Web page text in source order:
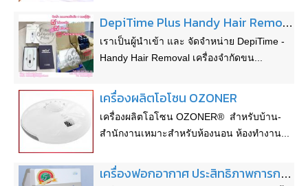
DepiTime Plus Handy Hair Removal เครื่องจำกัดขน ถาวร ด้วยใบมีดความร้อน สุดฮิตของญี่ปุ่นในขณะนี้
เราเป็นผู้นำเข้า และ จัดจำหน่าย DepiTime -
Handy Hair Removal เครื่องจำกัดขน...
เครื่องผลิตโอโซน OZONER
เครื่องผลิตโอโซน OZONER® สำหรับบ้าน-
สำนักงานเหมาะสำหรับห้องนอน ห้องทำงาน...
เครื่องฟอกอากาศ ประสิทธิภาพการกรอง 4 ขั้น ผลิตด้วยเทคโนโลยีจาก 3M ยี่ห้อ BIOS Life Air รับประกัน 5 ปี